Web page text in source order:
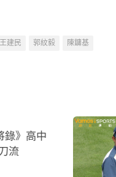
王建民 郭紋毅 陳鏞基
錄》高中
流